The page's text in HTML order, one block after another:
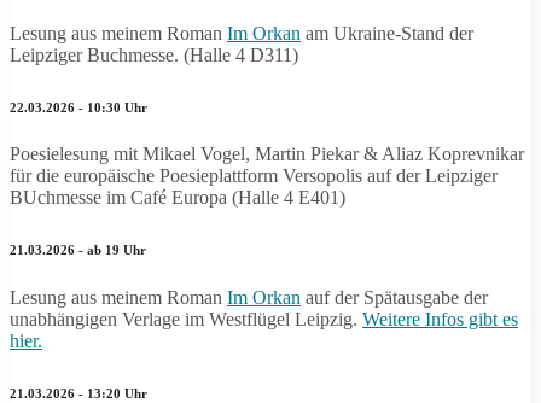
Lesung aus meinem Roman Im Orkan am Ukraine-Stand der
Leipziger Buchmesse. (Halle 4 D311)
22.03.2026 - 10:30 Uhr
Poesielesung mit Mikael Vogel, Martin Piekar & Aliaz Koprevnikar
für die europäische Poesieplattform Versopolis auf der Leipziger
BUchmesse im Café Europa (Halle 4 E401)
21.03.2026 - ab 19 Uhr
Lesung aus meinem Roman Im Orkan auf der Spätausgabe der
unabhängigen Verlage im Westflügel Leipzig. Weitere Infos gibt es
hier.
21.03.2026 - 13:20 Uhr